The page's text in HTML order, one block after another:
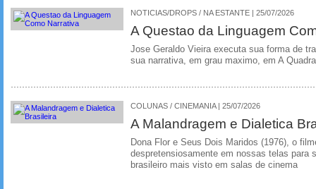
NOTICIAS/DROPS / NA ESTANTE | 25/07/2026
A Questao da Linguagem
Jose Geraldo Vieira executa sua forma de
sua narrativa, em grau maximo, em A
COLUNAS / CINEMANIA | 25/07/2026
A Malandragem e Dialetica
Dona Flor e Seus Dois Maridos (1976), o
despretensiosamente em nossas telas para
brasileiro mais visto em salas de cinema